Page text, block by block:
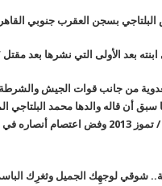
بسجن العقرب جنوبي
ابنته بعد الأولى التي نشرها بعد
أن قاله والدها محمد البلتاجي
جنائية اتهم بها عقب الإطاحة بمرسي في 3 يوليو /
شوقي لوجهِك الجميل وثغرِك